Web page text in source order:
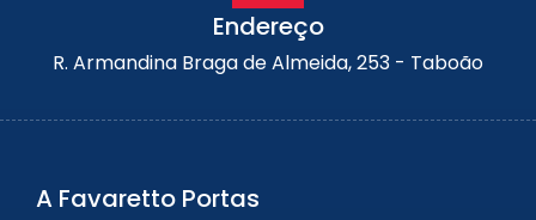
Endereço
R. Armandina Braga de Almeida, 253 - Taboão
A Favaretto Portas